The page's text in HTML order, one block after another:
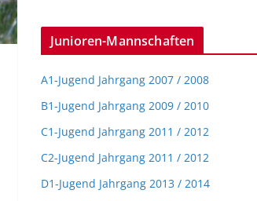
Junioren-Mannschaften
A1-Jugend Jahrgang 2007 / 2008
B1-Jugend Jahrgang 2009 / 2010
C1-Jugend Jahrgang 2011 / 2012
C2-Jugend Jahrgang 2011 / 2012
D1-Jugend Jahrgang 2013 / 2014